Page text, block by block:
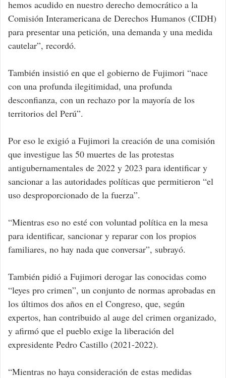
hemos acudido en nuestro derecho democrático a la
Comisión Interamericana de Derechos Humanos (CIDH)
para presentar una petición, una demanda y una medida
cautelar”, recordó.
También insistió en que el gobierno de Fujimori “nace
con una profunda ilegitimidad, una profunda
desconfianza, con un rechazo por la mayoría de los
territorios del Perú”.
Por eso le exigió a Fujimori la creación de una comisión
que investigue las 50 muertes de las protestas
antigubernamentales de 2022 y 2023 para identificar y
sancionar a las autoridades políticas que permitieron “el
uso desproporcionado de la fuerza”.
“Mientras eso no esté con voluntad política en la mesa
para identificar, sancionar y reparar con los propios
familiares, no hay nada que conversar”, subrayó.
También pidió a Fujimori derogar las conocidas como
“leyes pro crimen”, un conjunto de normas aprobadas en
los últimos dos años en el Congreso, que, según
expertos, han contribuido al auge del crimen organizado,
y afirmó que el pueblo exige la liberación del
expresidente Pedro Castillo (2021-2022).
“Mientras no haya consideración de estas medidas